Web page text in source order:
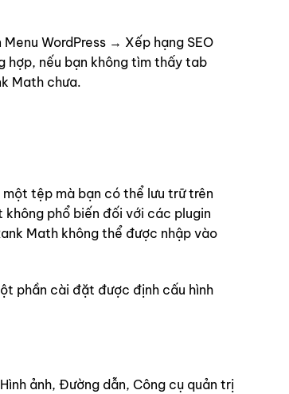
WordPress → Xếp hạng SEO
nếu bạn không tìm thấy tab
Math chưa.
tệp mà bạn có thể lưu trữ trên
không phổ biến đối với các plugin
Math không thể được nhập vào
phần cài đặt được định cấu hình
ảnh, Đường dẫn, Công cụ quản trị